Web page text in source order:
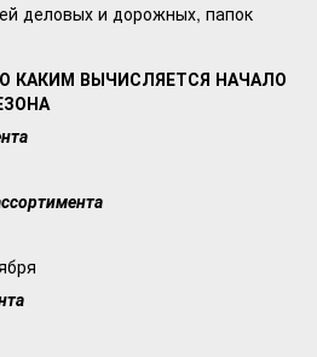
деловых и дорожных, папок
КАКИМ ВЫЧИСЛЯЕТСЯ НАЧАЛО